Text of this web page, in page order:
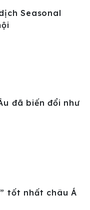
Seasonal
đã biến đổi như
tốt nhất châu Á